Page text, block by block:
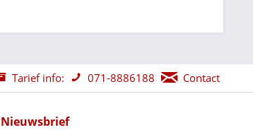
Tarief info: 071-8886188 Contact
Nieuwsbrief